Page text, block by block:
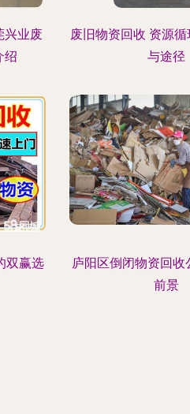
兴业废
绍
废旧物资回收 资源
与途径
双赢选
庐阳区倒闭物资回收
前景